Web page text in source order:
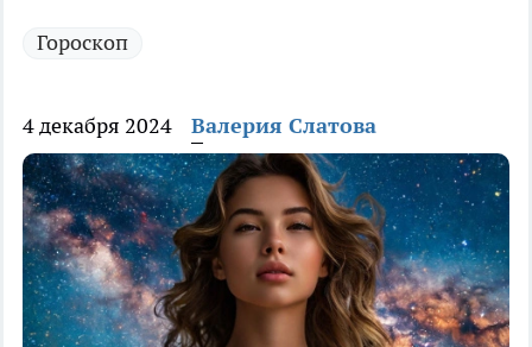
Гороскоп
4 декабря 2024 Валерия Слатова